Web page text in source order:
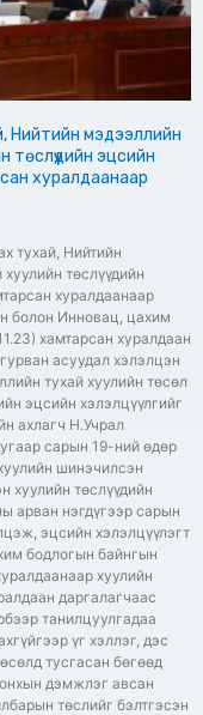
Нийтийн мэдээллийн
төслүүдийн эцсийн
хуралдаанаар
тухай, Нийтийн
төслүүдийн
хуралдаанаар
болон Инновац, цахим
хамтарсан хуралдаан
асуудал хэлэлцэн
тухай хуулийн төсөл
эцсийн хэлэлцүүлгийг
ахлагч Н.Учрал
сарын 19-ний өдөр
шинэчилсэн
хуулийн төслүүдийн
арван нэгдүгээр сарын
эцсийн хэлэлцүүлэгт
бодлогын байнгын
хуулийн
даргалагчаас
танилцуулгадаа
үг хэллэг, дэс
тусгасан бөгөөд
дэмжлэг авсан
төслийг бэлтгэсэн